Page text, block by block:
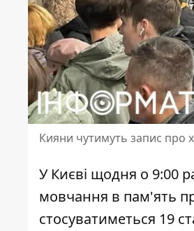
Кияни чутимуть запис про
У Києві щодня о 9:00
мовчання в пам'ять
стосуватиметься 19